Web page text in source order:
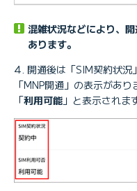
混雑状況などにより、
あります。
開通後は「SIM契約状況
「MNP開通」の表示があ
「利用可能 」と表示されま